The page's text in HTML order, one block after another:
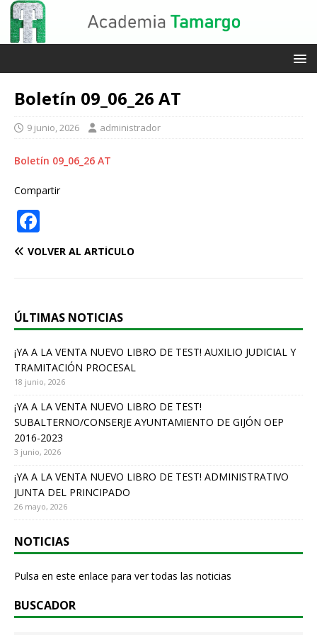
Boletín 09_06_26 AT
9 junio, 2026 administrador
Boletín 09_06_26 AT
Compartir
a
b
o
o
k
VOLVER AL ARTÍCULO
ÚLTIMAS NOTICIAS
¡YA A LA VENTA NUEVO LIBRO DE TEST! AUXILIO JUDICIAL Y
TRAMITACIÓN PROCESAL
18 junio, 2026
¡YA A LA VENTA NUEVO LIBRO DE TEST!
SUBALTERNO/CONSERJE AYUNTAMIENTO DE GIJÓN OEP
2016-2023
3 junio, 2026
¡YA A LA VENTA NUEVO LIBRO DE TEST! ADMINISTRATIVO
JUNTA DEL PRINCIPADO
26 mayo, 2026
NOTICIAS
Pulsa en este enlace para ver todas las noticias
BUSCADOR